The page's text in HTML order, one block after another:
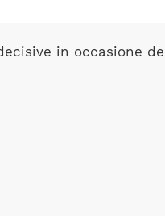
in occasione